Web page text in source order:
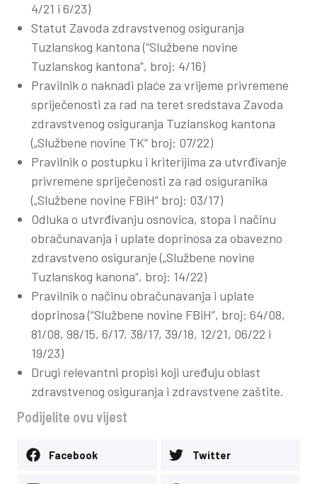
4/21 i 6/23)
Statut Zavoda zdravstvenog osiguranja
Tuzlanskog kantona (“Službene novine
Tuzlanskog kantona”, broj: 4/16)
Pravilnik o naknadi plaće za vrijeme privremene
spriječenosti za rad na teret sredstava Zavoda
zdravstvenog osiguranja Tuzlanskog kantona
(„Službene novine TK“ broj: 07/22)
Pravilnik o postupku i kriterijima za utvrđivanje
privremene spriječenosti za rad osiguranika
(„Službene novine FBiH“ broj: 03/17)
Odluka o utvrđivanju osnovica, stopa i načinu
obračunavanja i uplate doprinosa za obavezno
zdravstveno osiguranje („Službene novine
Tuzlanskog kanona“, broj: 14/22)
Pravilnik o načinu obračunavanja i uplate
doprinosa (“Službene novine FBiH”, broj: 64/08,
81/08, 98/15, 6/17, 38/17, 39/18, 12/21, 06/22 i
19/23)
Drugi relevantni propisi koji uređuju oblast
zdravstvenog osiguranja i zdravstvene zaštite.
Podijelite ovu vijest
Facebook Twitter